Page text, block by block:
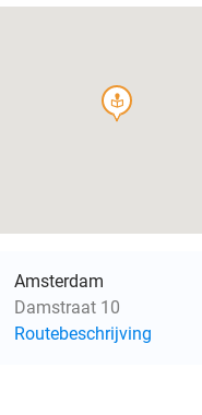
course
Amsterdam
Damstraat 10
Routebeschrijving